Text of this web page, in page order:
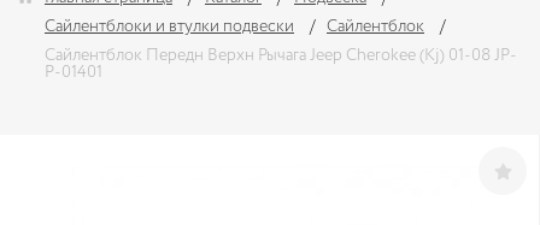
Сайлентблоки и втулки подвески
Сайлентблок
Сайлентблок Передн Верхн Рычага Jeep Cherokee (Kj) 01-08 JP-
P-01401